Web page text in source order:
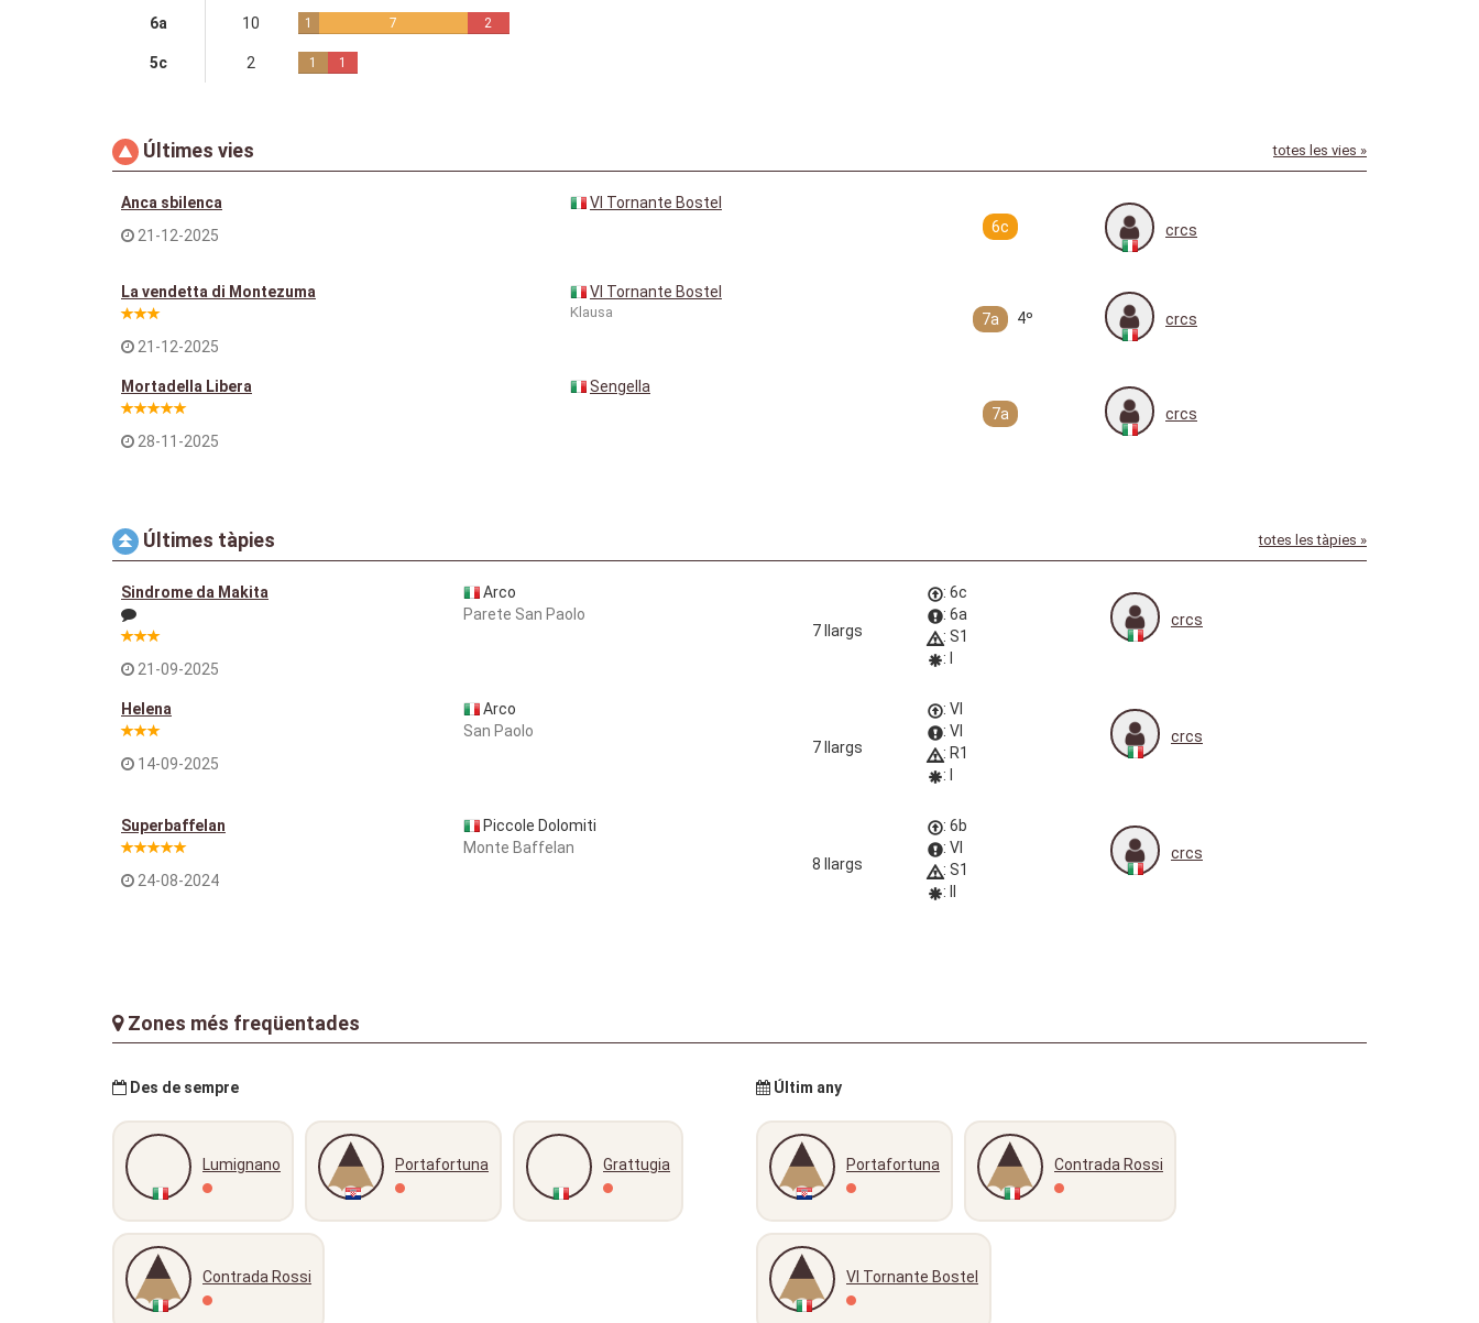
6a 10 1 7 2
5c 2 1 1
Últimes vies totes les vies »
Anca sbilenca
21-12-2025
VI Tornante Bostel
6c
crcs
La vendetta di Montezuma
21-12-2025
VI Tornante Bostel
Klausa 7a 4º crcs
Mortadella Libera
28-11-2025
Sengella
7a
crcs
Últimes tàpies totes les tàpies »
Sindrome da Makita
21-09-2025
Arco
Parete San Paolo
7 llargs
: 6c
: 6a
: S1
: I
crcs
Helena
14-09-2025
Arco
San Paolo
7 llargs
: VI
: VI
: R1
: I
crcs
Superbaffelan
24-08-2024
Piccole Dolomiti
Monte Baffelan
8 llargs
: 6b
: VI
: S1
: II
crcs
Zones més freqüentades
Des de sempre
Lumignano Portafortuna Grattugia
Contrada Rossi
Últim any
Portafortuna Contrada Rossi
VI Tornante Bostel